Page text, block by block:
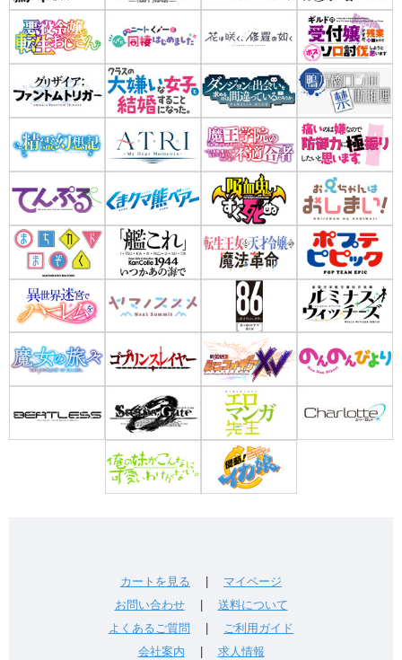
カートを見る
マイページ
お問い合わせ| 送料について
よくあるご質問
ご利用ガイド
会社案内
求人情報